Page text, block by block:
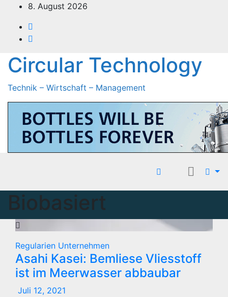
springen
8. August 2026
Circular Technology
Technik – Wirtschaft – Management
Biobasiert
Regularien Unternehmen
Asahi Kasei: Bemliese Vliesstoff
ist im Meerwasser abbaubar
Juli 12, 2021